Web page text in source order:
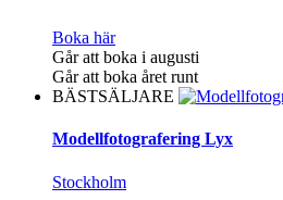
Boka här
Går att boka i augusti
Går att boka året runt
BÄSTSÄLJARE
Modellfotografering Lyx
Stockholm